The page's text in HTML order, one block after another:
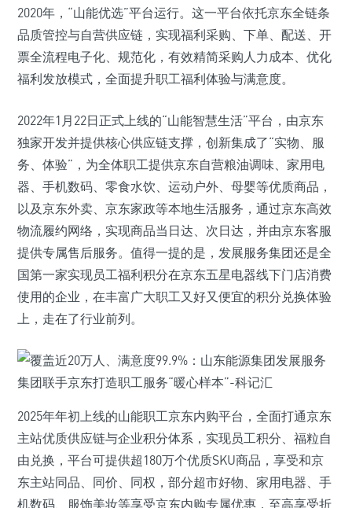
2020年，“山能优选”平台运行。这一平台依托京东全链条
品质管控与自营供应链，实现福利采购、下单、配送、开
票全流程电子化、规范化，有效精简采购人力成本、优化
福利发放模式，全面提升职工福利体验与满意度。
2022年1月22日正式上线的“山能智慧生活”平台，由京东
独家开发并提供核心供应链支撑，创新集成了“实物、服
务、体验”，为全体职工提供京东自营粮油调味、家用电
器、手机数码、零食水饮、运动户外、母婴等优质商品，
以及京东外卖、京东家政等本地生活服务，通过京东高效
物流履约网络，实现商品当日达、次日达，并由京东客服
提供专属售后服务。值得一提的是，发展服务集团还是全
国第一家实现员工福利积分在京东五星电器线下门店消费
使用的企业，在丰富广大职工又好又便宜的积分兑换体验
上，走在了行业前列。
2025年年初上线的山能职工京东内购平台，全面打通京东
主站优质供应链与企业积分体系，实现员工积分、福粒自
由兑换，平台可提供超180万个优质SKU商品，享受和京
东主站同品、同价、同权，部分超市好物、家用电器、手
机数码、服饰美妆等享受京东内购专属优惠，至高享受折